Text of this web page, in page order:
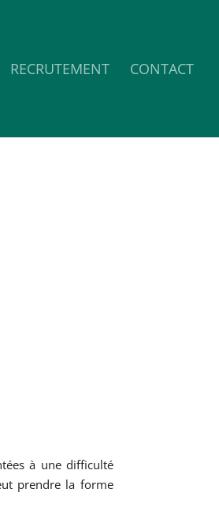
RECRUTEMENT CONTACT
à une difficulté
prendre la forme